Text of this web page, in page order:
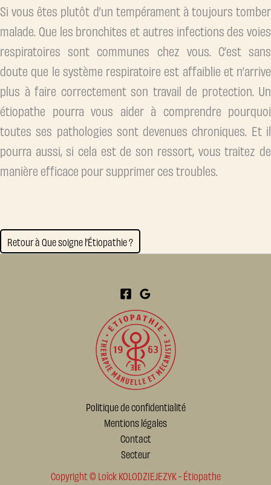
Si vous êtes plutôt d’un tempérament à toujours tomber
malade. Que les bronchites et autres infections des voies
respiratoires sont communes chez vous. C’est sans
doute que le système respiratoire est affaiblie et n’arrive
plus à faire correctement son travail de protection. Un
étiopathe pourra vous aider à comprendre pourquoi
toutes ses pathologies sont devenues chroniques. Et il
pourra aussi, si cela est de son ressort, vous traitez de
manière efficace pour supprimer ces troubles.
Retour à Que soigne l’Étiopathie ?
Politique de confidentialité
Mentions légales
Contact
Secteur
Copyright © Loïck KOLODZIEJEZYK - Étiopathe